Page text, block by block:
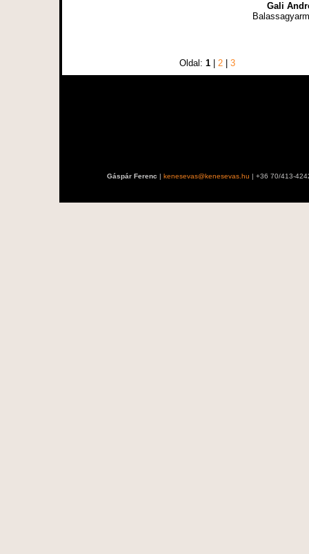
Gali
Oldal: 1| 2| 3
Gáspár Ferenc | kenesevas@kenesevas.hu | +36 70/413-